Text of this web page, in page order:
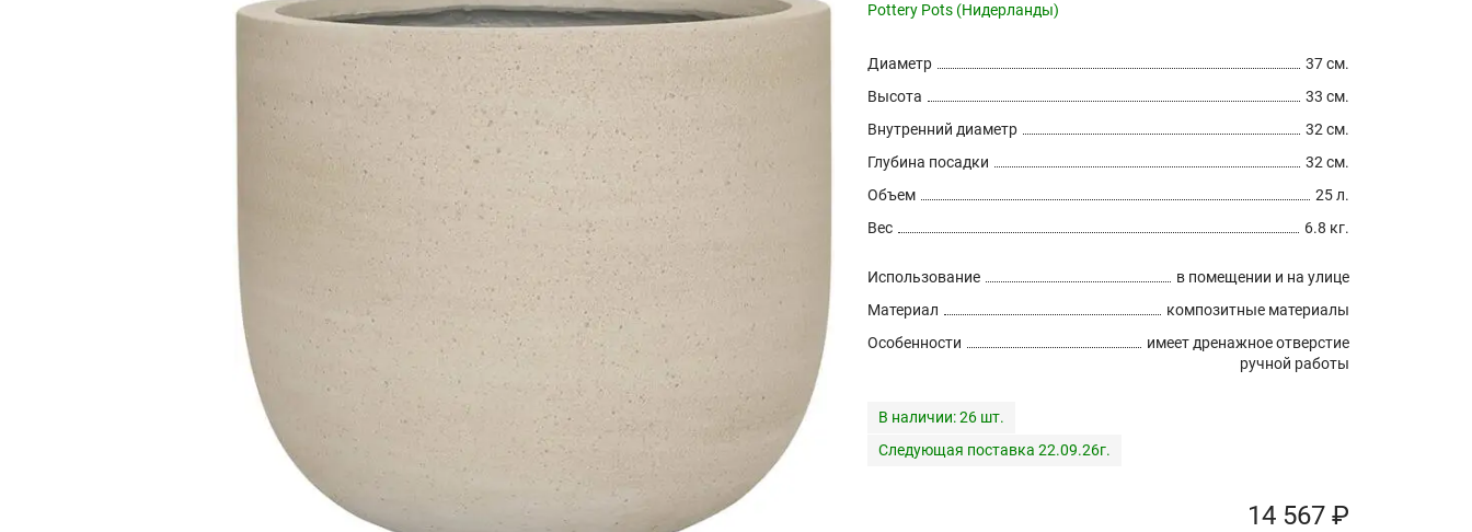
Pottery Pots (Нидерланды)
37 см.
Диаметр
33 см.
Высота
32 см.
Внутренний диаметр
32 см.
Глубина посадки
25 л.
Объем
6.8 кг.
Вес
в помещении и на улице
Использование
композитные материалы
Материал
имеет дренажное отверстие
ручной работы
Особенности
В наличии:26 шт.
Следующая поставка 22.09.26г.
14 567 ₽